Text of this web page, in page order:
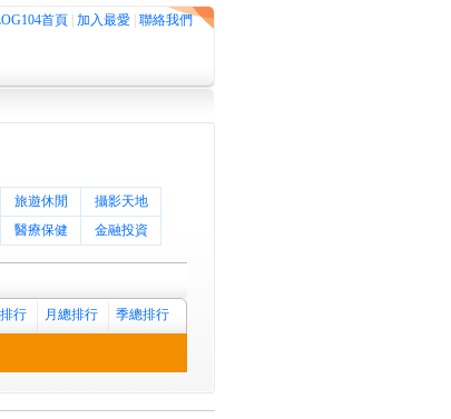
首頁 加入最愛 聯絡我們
旅遊休閒
攝影天地
醫療保健 金融投資
行 月總排行 季總排行